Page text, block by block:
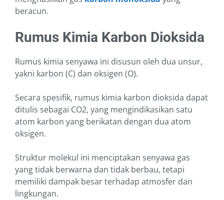
beracun.
Rumus Kimia Karbon Dioksida
Rumus kimia senyawa ini disusun oleh dua unsur,
yakni karbon (C) dan oksigen (O).
Secara spesifik, rumus kimia karbon dioksida dapat
ditulis sebagai CO2, yang mengindikasikan satu
atom karbon yang berikatan dengan dua atom
oksigen.
Struktur molekul ini menciptakan senyawa gas
yang tidak berwarna dan tidak berbau, tetapi
memiliki dampak besar terhadap atmosfer dan
lingkungan.